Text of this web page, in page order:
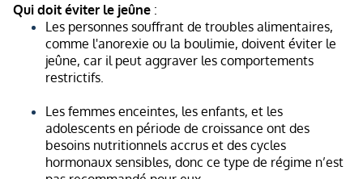
Qui doit éviter le jeûne :
Les personnes souffrant de troubles alimentaires,
comme l'anorexie ou la boulimie, doivent éviter le
jeûne, car il peut aggraver les comportements
restrictifs.
Les femmes enceintes, les enfants, et les
adolescents en période de croissance ont des
besoins nutritionnels accrus et des cycles
hormonaux sensibles, donc ce type de régime n’est